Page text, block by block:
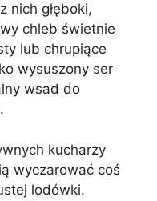
nich głęboki,
chleb świetnie
lub chrupiące
wysuszony ser
wsad do
kucharzy
wyczarować coś
lodówki.